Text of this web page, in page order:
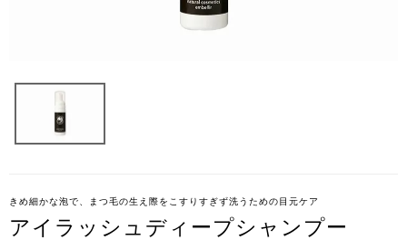
きめ細かな泡で、まつ毛の生え際をこすりすぎず洗うための目元ケア
アイラッシュディープシャンプー